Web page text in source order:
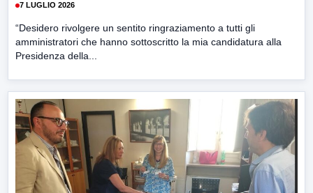
7 LUGLIO 2026
“Desidero rivolgere un sentito ringraziamento a tutti gli
amministratori che hanno sottoscritto la mia candidatura alla
Presidenza della...